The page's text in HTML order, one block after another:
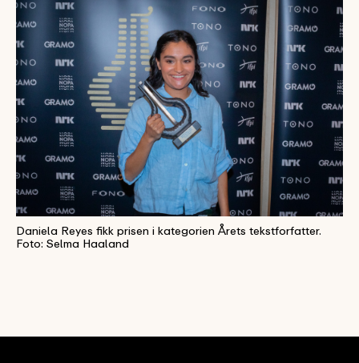
Daniela Reyes fikk prisen i kategorien Årets tekstforfatter.
Foto: Selma Haaland